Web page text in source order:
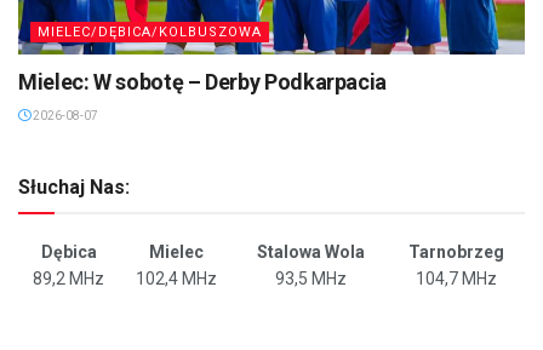
MIELEC/DĘBICA/KOLBUSZOWA
Mielec: W sobotę – Derby Podkarpacia
2026-08-07
Słuchaj Nas:
Dębica Mielec Stalowa Wola
Tarnobrzeg
89,2 MHz
102,4 MHz 93,5 MHz 104,7 MHz